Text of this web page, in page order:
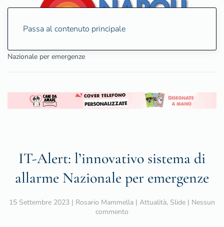
Passa al contenuto principale
Nazionale per emergenze
IT-Alert: l’innovativo sistema di
allarme Nazionale per emergenze
15 Settembre 2023 | Rosario Mammella | Attualità, Slide | Nessun
commento